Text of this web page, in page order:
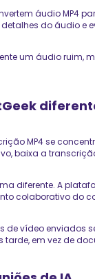
áudio MP4
detalhes do áudio
um áudio ruim,
MP4 se
baixa a
diferente. A
colaborativo do
de vídeo enviados
tarde, em vez de